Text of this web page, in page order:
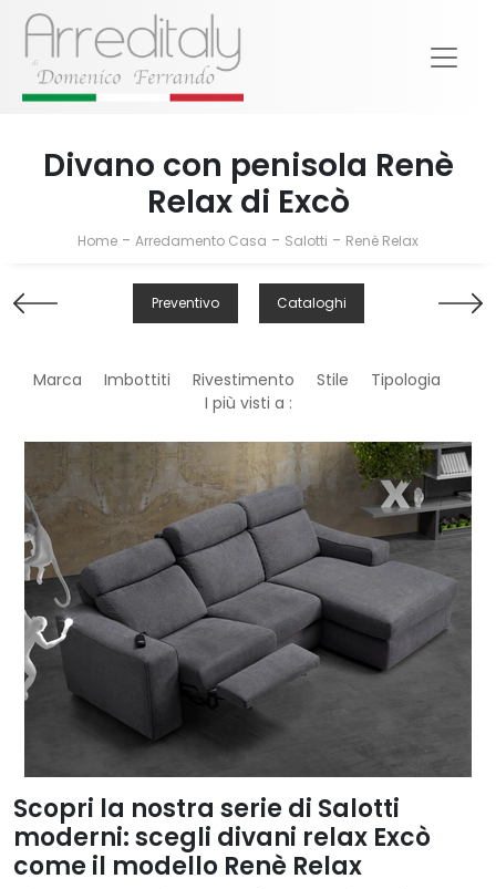
Divano con penisola Renè
Relax di Excò
Home - Arredamento Casa - Salotti - Renè Relax
Preventivo Cataloghi
Marca Imbottiti Rivestimento Stile
Tipologia
I più visti a :
Scopri la nostra serie di Salotti
moderni: scegli divani relax Excò
come il modello Renè Relax